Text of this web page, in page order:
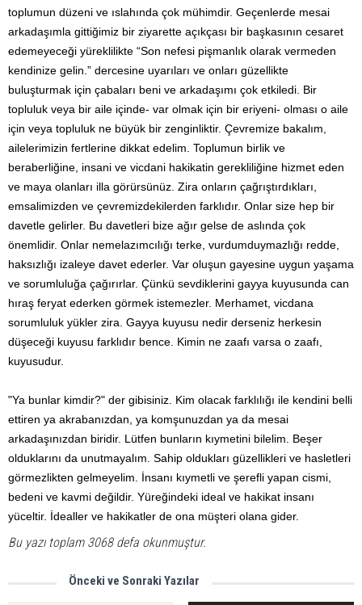
toplumun düzeni ve ıslahında çok mühimdir. Geçenlerde mesai
arkadaşımla gittiğimiz bir ziyarette açıkçası bir başkasının cesaret
edemeyeceği yüreklilikte “Son nefesi pişmanlık olarak vermeden
kendinize gelin.” dercesine uyarıları ve onları güzellikte
buluşturmak için çabaları beni ve arkadaşımı çok etkiledi. Bir
topluluk veya bir aile içinde- var olmak için bir eriyeni- olması o aile
için veya topluluk ne büyük bir zenginliktir. Çevremize bakalım,
ailelerimizin fertlerine dikkat edelim. Toplumun birlik ve
beraberliğine, insani ve vicdani hakikatin gerekliliğine hizmet eden
ve maya olanları illa görürsünüz. Zira onların çağrıştırdıkları,
emsalimizden ve çevremizdekilerden farklıdır. Onlar size hep bir
davetle gelirler. Bu davetleri bize ağır gelse de aslında çok
önemlidir. Onlar nemelazımcılığı terke, vurdumduymazlığı redde,
haksızlığı izaleye davet ederler. Var oluşun gayesine uygun yaşama
ve sorumluluğa çağırırlar. Çünkü sevdiklerini gayya kuyusunda can
hıraş feryat ederken görmek istemezler. Merhamet, vicdana
sorumluluk yükler zira. Gayya kuyusu nedir derseniz herkesin
düşeceği kuyusu farklıdır bence. Kimin ne zaafı varsa o zaafı,
kuyusudur.
"Ya bunlar kimdir?" der gibisiniz. Kim olacak farklılığı ile kendini belli
ettiren ya akrabanızdan, ya komşunuzdan ya da mesai
arkadaşınızdan biridir. Lütfen bunların kıymetini bilelim. Beşer
olduklarını da unutmayalım. Sahip oldukları güzellikleri ve hasletleri
görmezlikten gelmeyelim. İnsanı kıymetli ve şerefli yapan cismi,
bedeni ve kavmi değildir. Yüreğindeki ideal ve hakikat insanı
yüceltir. İdealler ve hakikatler de ona müşteri olana gider.
Bu yazı toplam 3068 defa okunmuştur.
Önceki ve Sonraki Yazılar